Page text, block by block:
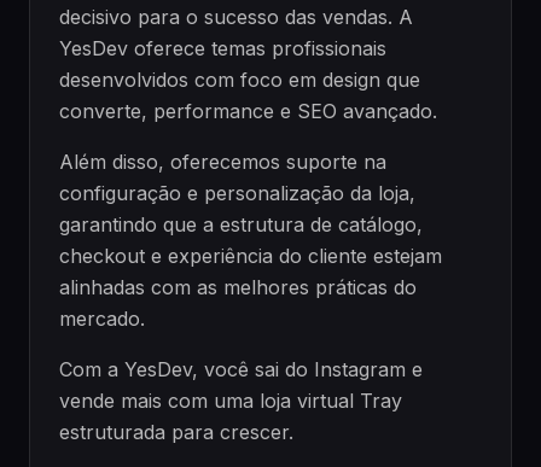
decisivo para o sucesso das vendas. A
YesDev oferece temas profissionais
desenvolvidos com foco em design que
converte, performance e SEO avançado.
Além disso, oferecemos suporte na
configuração e personalização da loja,
garantindo que a estrutura de catálogo,
checkout e experiência do cliente estejam
alinhadas com as melhores práticas do
mercado.
Com a YesDev, você sai do Instagram e
vende mais com uma loja virtual Tray
estruturada para crescer.